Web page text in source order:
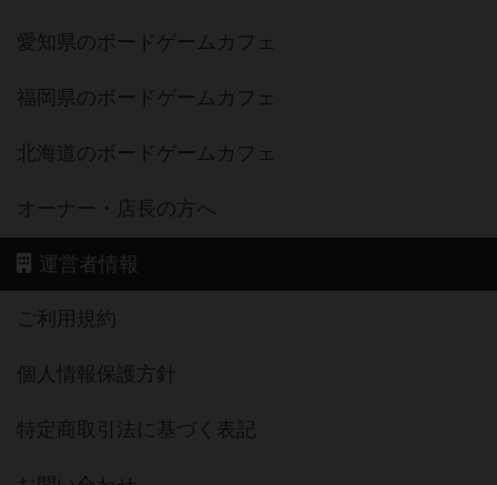
愛知県のボードゲームカフェ
福岡県のボードゲームカフェ
北海道のボードゲームカフェ
オーナー・店長の方へ
運営者情報
ご利用規約
個人情報保護方針
特定商取引法に基づく表記